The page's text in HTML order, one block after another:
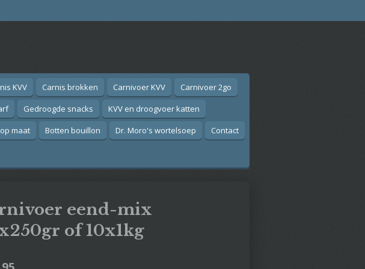
KVV Carnis brokken Carnivoer KVV
Carnivoer 2go
Gedroogde snacks
KVV en droogvoer katten
maat Botten bouillon Dr. Moro's wortelsoep Contact
eend-mix
of 10x1kg